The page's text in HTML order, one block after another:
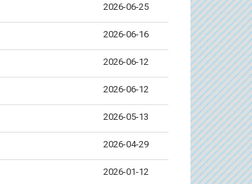
2026-06-25
2026-06-16
2026-06-12
2026-06-12
2026-05-13
2026-04-29
2026-01-12